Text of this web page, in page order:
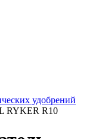
удобрений
RYKER R10